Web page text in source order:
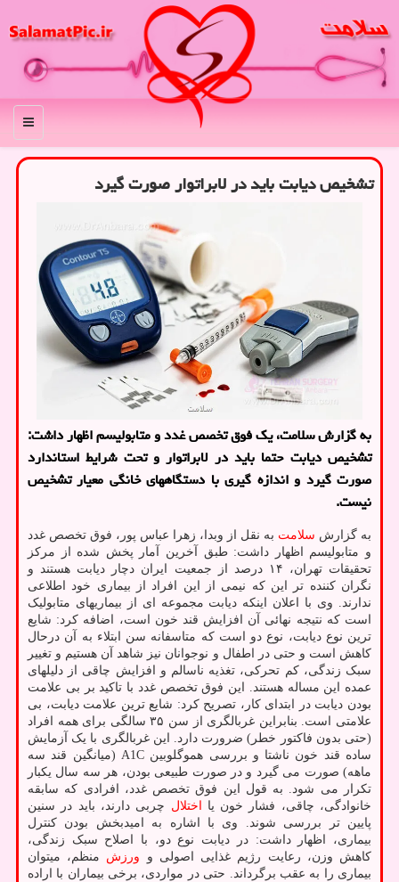
منو
تشخیص دیابت باید در لابراتوار صورت گیرد
به گزارش سلامت، یک فوق تخصص غدد و متابولیسم اظهار داشت:
تشخیص دیابت حتما باید در لابراتوار و تحت شرایط استاندارد
صورت گیرد و اندازه گیری با دستگاههای خانگی معیار تشخیص
نیست.
به گزارش سلامت به نقل از وبدا، زهرا عباس پور، فوق تخصص غدد
و متابولیسم اظهار داشت: طبق آخرین آمار پخش شده از مرکز
تحقیقات تهران، ۱۴ درصد از جمعیت ایران دچار دیابت هستند و
نگران کننده تر این که نیمی از این افراد از بیماری خود اطلاعی
ندارند. وی با اعلان اینکه دیابت مجموعه ای از بیماریهای متابولیک
است که نتیجه نهائی آن افزایش قند خون است، اضافه کرد: شایع
ترین نوع دیابت، نوع دو است که متاسفانه سن ابتلاء به آن درحال
کاهش است و حتی در اطفال و نوجوانان نیز شاهد آن هستیم و تغییر
سبک زندگی، کم تحرکی، تغذیه ناسالم و افزایش چاقی از دلیلهای
عمده این مساله هستند. این فوق تخصص غدد با تاکید بر بی علامت
بودن دیابت در ابتدای کار، تصریح کرد: شایع ترین علامت دیابت، بی
علامتی است. بنابراین غربالگری از سن ۳۵ سالگی برای همه افراد
(حتی بدون فاکتور خطر) ضرورت دارد. این غربالگری با یک آزمایش
ساده قند خون ناشتا و بررسی هموگلوبین A1C (میانگین قند سه
ماهه) صورت می گیرد و در صورت طبیعی بودن، هر سه سال یکبار
تکرار می شود. به قول این فوق تخصص غدد، افرادی که سابقه
خانوادگی، چاقی، فشار خون یا
اختلال چربی دارند، باید در سنین
پایین تر بررسی شوند. وی با اشاره به امیدبخش بودن کنترل
بیماری، اظهار داشت: در دیابت نوع دو، با اصلاح سبک زندگی،
کاهش وزن، رعایت رژیم غذایی اصولی و ورزش منظم، میتوان
بیماری را به عقب برگرداند. حتی در مواردی، برخی بیماران با اراده